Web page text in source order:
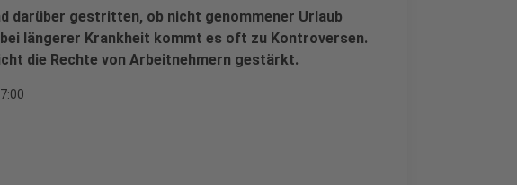
darüber gestritten, ob nicht genommener Urlaub
längerer Krankheit kommt es oft zu Kontroversen.
die Rechte von Arbeitnehmern gestärkt.